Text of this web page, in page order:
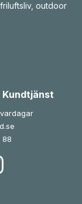
outdoor
vardagar
88